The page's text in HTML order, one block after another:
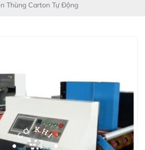
Thùng Carton Tự Động